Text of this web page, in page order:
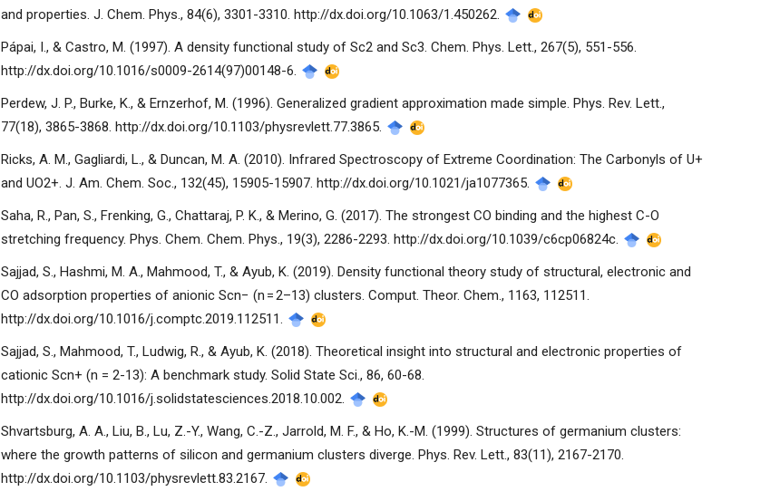
and properties. J. Chem. Phys., 84(6), 3301-3310. http://dx.doi.org/10.1063/1.450262.
Pápai, I., & Castro, M. (1997). A density functional study of Sc2 and Sc3. Chem. Phys. Lett., 267(5), 551-556.
http://dx.doi.org/10.1016/s0009-2614(97)00148-6.
Perdew, J. P., Burke, K., & Ernzerhof, M. (1996). Generalized gradient approximation made simple. Phys. Rev. Lett.,
77(18), 3865-3868. http://dx.doi.org/10.1103/physrevlett.77.3865.
Ricks, A. M., Gagliardi, L., & Duncan, M. A. (2010). Infrared Spectroscopy of Extreme Coordination: The Carbonyls of U+
and UO2+. J. Am. Chem. Soc., 132(45), 15905-15907. http://dx.doi.org/10.1021/ja1077365.
Saha, R., Pan, S., Frenking, G., Chattaraj, P. K., & Merino, G. (2017). The strongest CO binding and the highest C-O
stretching frequency. Phys. Chem. Chem. Phys., 19(3), 2286-2293. http://dx.doi.org/10.1039/c6cp06824c.
Sajjad, S., Hashmi, M. A., Mahmood, T., & Ayub, K. (2019). Density functional theory study of structural, electronic and
CO adsorption properties of anionic Scn− (n = 2–13) clusters. Comput. Theor. Chem., 1163, 112511.
http://dx.doi.org/10.1016/j.comptc.2019.112511.
Sajjad, S., Mahmood, T., Ludwig, R., & Ayub, K. (2018). Theoretical insight into structural and electronic properties of
cationic Scn+ (n = 2-13): A benchmark study. Solid State Sci., 86, 60-68.
http://dx.doi.org/10.1016/j.solidstatesciences.2018.10.002.
Shvartsburg, A. A., Liu, B., Lu, Z.-Y., Wang, C.-Z., Jarrold, M. F., & Ho, K.-M. (1999). Structures of germanium clusters:
where the growth patterns of silicon and germanium clusters diverge. Phys. Rev. Lett., 83(11), 2167-2170.
http://dx.doi.org/10.1103/physrevlett.83.2167.